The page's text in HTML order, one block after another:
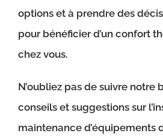
options et à prendre des
pour bénéficier d’un confort
chez vous.
N’oubliez pas de suivre notre
conseils et suggestions sur
maintenance d’équipements